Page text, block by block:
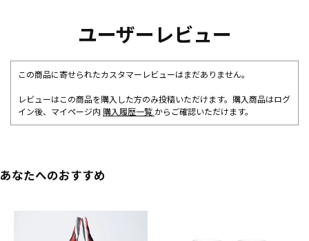
ユーザーレビュー
この商品に寄せられたカスタマーレビューはまだありません。
レビューはこの商品を購入した方のみ投稿いただけます。購入商品はログ
イン後、マイページ内 購入履歴一覧 からご確認いただけます。
あなたへのおすすめ